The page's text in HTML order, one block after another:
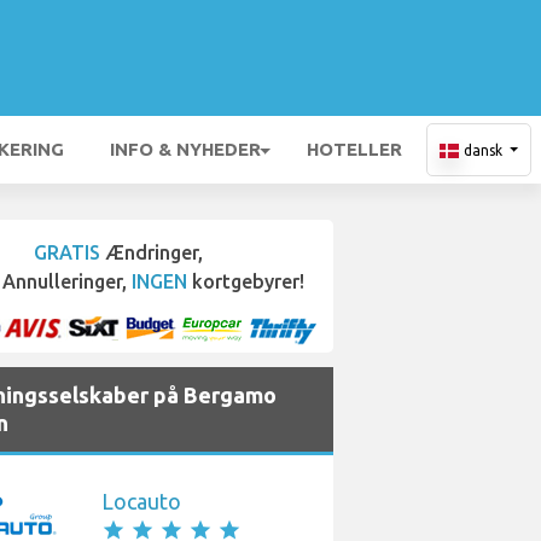
INFO & NYHEDER HOTELLER dansk
GRATIS Ændringer,
Annulleringer, INGEN kortgebyrer!
på Bergamo
Locauto
star star star star star